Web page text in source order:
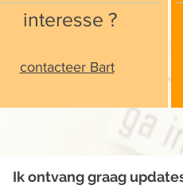
interesse ?
contacteer Bart
Ik ontvang graag